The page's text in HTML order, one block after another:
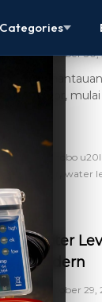
Categories
Kalibrasi
October 30,
sektor,
air hobo u20l
logger water
Water
Modern
October 29,